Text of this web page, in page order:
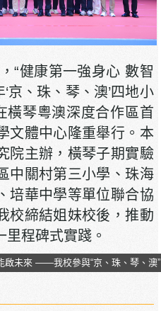
健康第一強身心 數智
、珠、琴、澳’四地小
橫琴粵澳深度合作區首
文體中心隆重舉行。本
院主辦，橫琴子期實驗
中關村第三小學、珠海
培華中學等單位聯合協
校締結姐妹校後，推動
程碑式實踐。
啟未來 ——我校參與“京、珠、琴、澳